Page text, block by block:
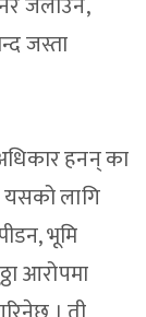
जस्ता
हनन् का
लागि
भूमि
आरोपमा